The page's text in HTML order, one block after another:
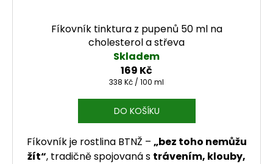
Fíkovník tinktura z pupenů 50 ml na
cholesterol a střeva
Skladem
169 Kč
Měrná cena:
338 Kč / 100 ml
DO KOŠÍKU
Fíkovník je rostlina BTNŽ – „bez toho nemůžu
žít“, tradičně spojovaná s trávením, klouby,